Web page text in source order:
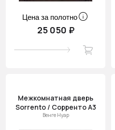
Цена за полотно
25 050 ₽
Межкомнатная дверь
Sorrento / Сорренто А3
Венге Нуар